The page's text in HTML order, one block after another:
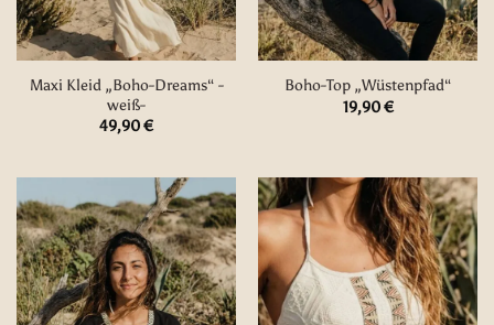
Maxi Kleid „Boho-Dreams“ -
weiß-
49,90€
Boho-Top „Wüstenpfad“
19,90€